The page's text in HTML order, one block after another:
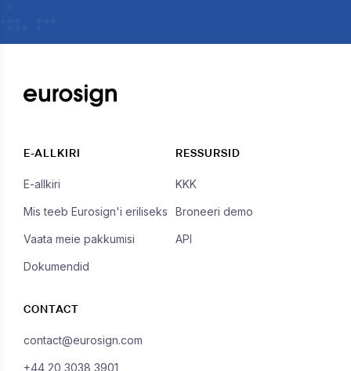
E-ALLKIRI
E-allkiri
Mis teeb Eurosign'i eriliseks
Vaata meie pakkumisi
Dokumendid
RESSURSID
KKK
Broneeri demo
API
CONTACT
contact@eurosign.com
+44 20 3038 3901